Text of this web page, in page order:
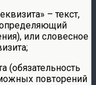
– текст,
определяющий
или словесное
(обязательность
повторений